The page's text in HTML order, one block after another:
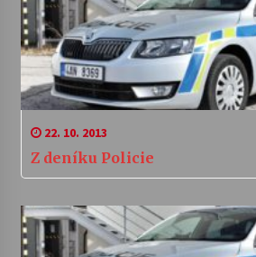
22. 10. 2013
Z deníku Policie